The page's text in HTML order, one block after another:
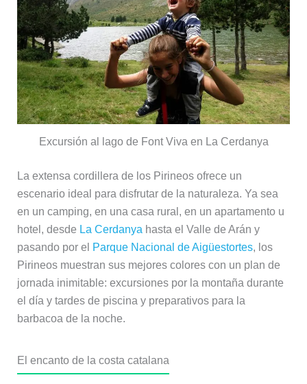
Excursión al lago de Font Viva en La Cerdanya
La extensa cordillera de los Pirineos ofrece un
escenario ideal para disfrutar de la naturaleza. Ya sea
en un camping, en una casa rural, en un apartamento u
hotel, desde La Cerdanya hasta el Valle de Arán y
pasando por el
Parque Nacional de Aigüestortes, los
Pirineos muestran sus mejores colores con un plan de
jornada inimitable: excursiones por la montaña durante
el día y tardes de piscina y preparativos para la
barbacoa de la noche.
El encanto de la costa catalana